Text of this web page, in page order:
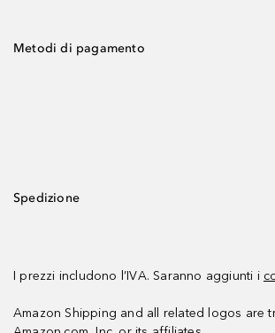
Metodi di pagamento
Spedizione
I prezzi includono l’IVA. Saranno aggiunti i
Amazon Shipping and all related logos are